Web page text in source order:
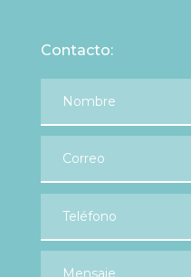
Contacto: